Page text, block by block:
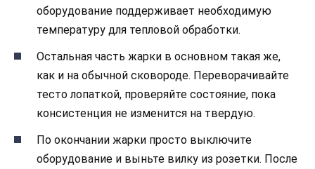
оборудование поддерживает необходимую
температуру для тепловой обработки.
Остальная часть жарки в основном такая же,
как и на обычной сковороде. Переворачивайте
тесто лопаткой, проверяйте состояние, пока
консистенция не изменится на твердую.
По окончании жарки просто выключите
оборудование и выньте вилку из розетки. После